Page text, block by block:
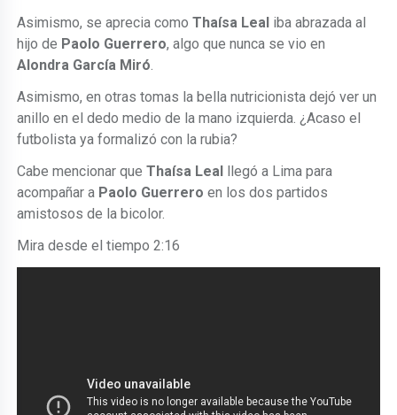
Asimismo, se aprecia comoThaísa Leal iba abrazada al
hijo de Paolo Guerrero, algo que nunca se vio en
Alondra García Miró
Asimismo, en otras tomas la bella nutricionista dejó ver un
anillo en el dedo medio de la mano izquierda. ¿Acaso el
futbolista ya formalizó con la rubia?
Cabe mencionar queThaísa Leal llegó a Lima para
acompañar a Paolo Guerrero en los dos partidos
amistosos de la bicolor.
Mira desde el tiempo 2:16